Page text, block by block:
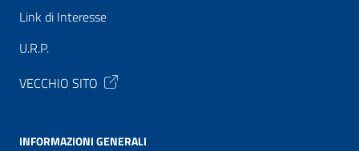
Link di Interesse
U.R.P.
VECCHIO SITO
INFORMAZIONI GENERALI